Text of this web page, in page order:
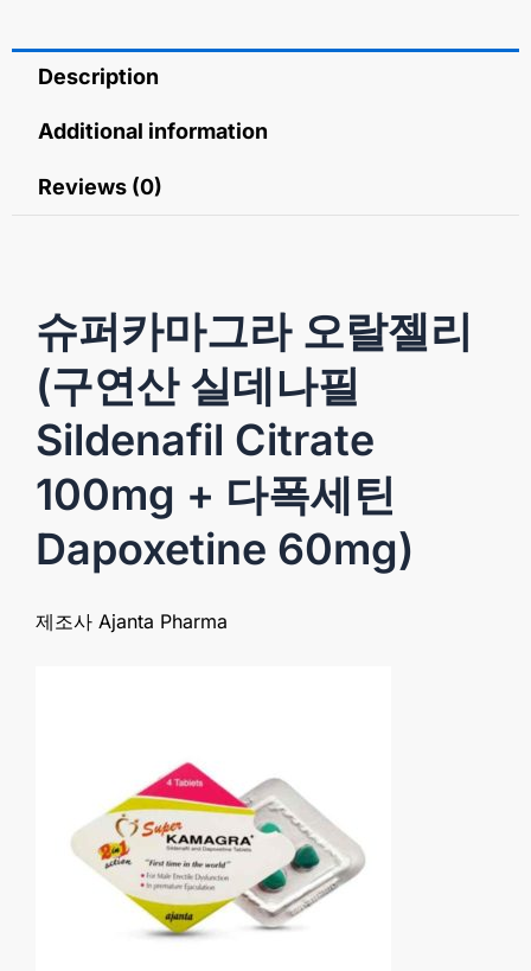
데
Sildenafil
Citrate
Dapoxetine
60mg)
quantity
Description
Additional information
Reviews (0)
슈퍼카마그라 오랄젤리
(구연산 실데나필
Sildenafil Citrate
100mg + 다폭세틴
Dapoxetine 60mg)
제조사 Ajanta Pharma